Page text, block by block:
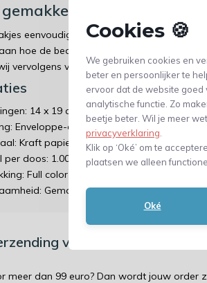
Cookies 🍪
We gebruiken cookies en
beter en persoonlijker te
ervoor dat de website
analytische functie. Zo
beetje beter. Wil je meer
privacyverklaring
Klik op ‘Oké’ om te
plaatsen we alleen
Oké
bestellen
eenvoudig online bestellen en via onze
hoe de bedrukking eruit moet zien en
vervolgens voor je bedrukken en binnen 5
14 x 19 cm
Enveloppe-opening (voorkant is lager
Kraft papier
per doos: 1.000 zakjes
Full color digitaal
Gemaakt van recyclebaar
vanaf €99 /
meer dan 99 euro? Dan wordt jouw order